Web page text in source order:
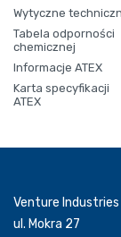
Wytyczne
Tabela odporności
chemicznej
Informacje ATEX
Karta specyfikacji
ATEX
Venture Industries
ul. Mokra 27